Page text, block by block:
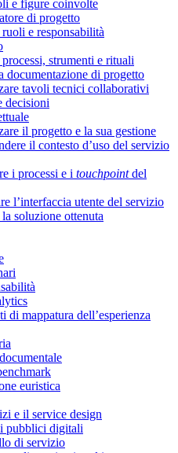
e figure coinvolte
di progetto
e responsabilità
strumenti e rituali
documentazione di progetto
tavoli tecnici collaborativi
decisioni
il progetto e la sua gestione
il contesto d’uso del servizio
i processi e i touchpointdel
l’interfaccia utente del servizio
soluzione ottenuta
di mappatura dell’esperienza
euristica
e il service design
pubblici digitali
di servizio